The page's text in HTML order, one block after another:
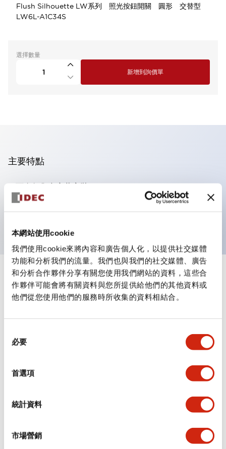
本網站使用cookie
我們使用cookie來將內容和廣告個人化，以提供社交媒體
功能和分析我們的流量。我們也與我們的社交媒體、廣告
和分析合作夥伴分享有關您使用我們網站的資料，這些合
作夥伴可能會將有關資料與您所提供給他們的其他資料或
他們從您使用他們的服務時所收集的資料相結合。
必要
首選項
統計資料
市場營銷
Flush Silhouette LW系列 照光按鈕開關 圓形 交替型
LW6L-A1C34S
選擇數量
新增到詢價單
主要特點
可進行集合密著安裝
附鎖選擇開關採用高安全性的彈子鎖結構
規格 顯示全部
審美規範
安裝和安裝規範